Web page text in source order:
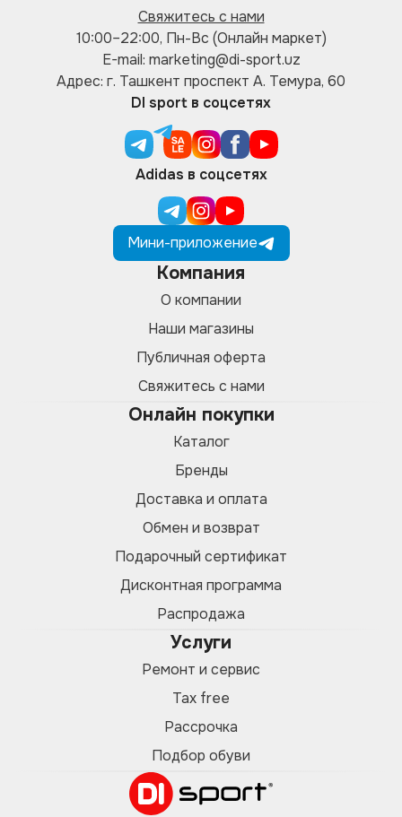
Свяжитесь с нами
10:00–22:00, Пн-Вс (Онлайн маркет)
E-mail: marketing@di-sport.uz
Адрес: г. Ташкент проспект А. Темура, 60
DI sport в соцсетях
Adidas в соцсетях
Мини-приложение
Компания
О компании
Наши магазины
Публичная оферта
Свяжитесь с нами
Онлайн покупки
Каталог
Бренды
Доставка и оплата
Обмен и возврат
Подарочный сертификат
Дисконтная программа
Распродажа
Услуги
Ремонт и сервис
Tax free
Рассрочка
Подбор обуви